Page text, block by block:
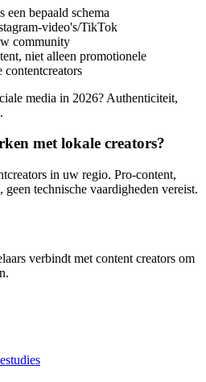
een bepaald schema
video's/TikTok
community
niet alleen promotionele
contentcreators
media in 2026? Authenticiteit,
met lokale creators?
in uw regio. Pro-content,
technische vaardigheden vereist.
verbindt met content creators om